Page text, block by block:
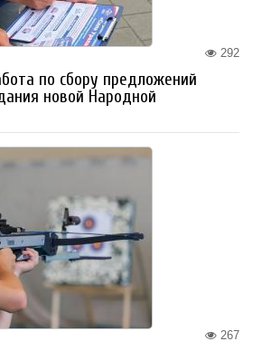
292
по сбору предложений
новой Народной
267